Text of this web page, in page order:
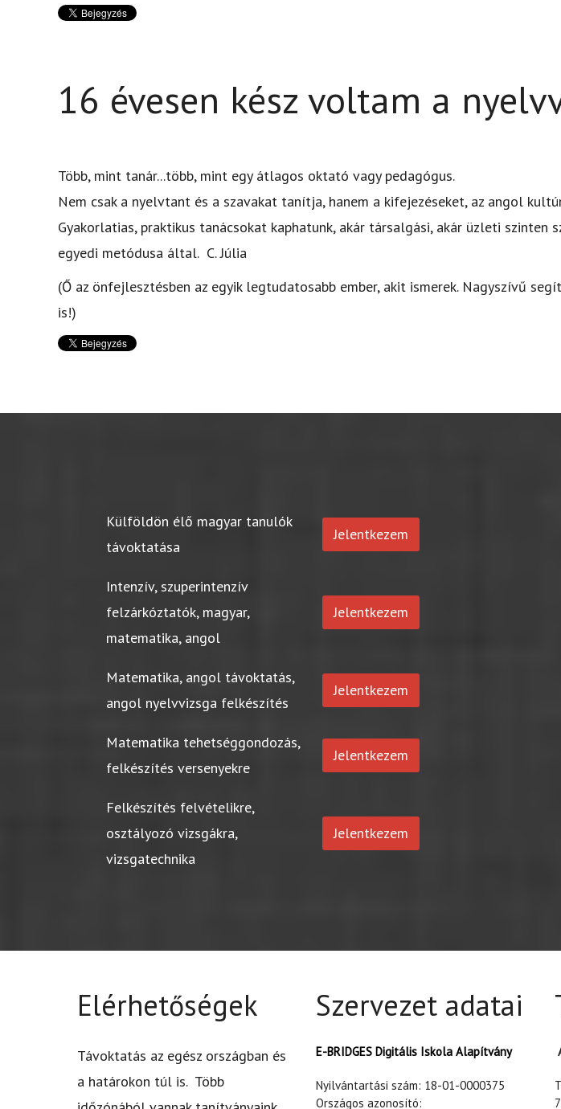
16 évesen kész voltam a
Több, mint tanár...több, mint egy átlagos oktató vagy pedagógus.
Nem csak a nyelvtant és a szavakat tanítja, hanem a kifejezéseket, az angol
Gyakorlatias, praktikus tanácsokat kaphatunk, akár társalgási, akár üzleti
egyedi metódusa által. C. Júlia
(Ő az önfejlesztésben az egyik legtudatosabb ember, akit ismerek. Nagyszívű
is!)
Külföldön élő magyar tanulók
távoktatása
Jelentkezem
Intenzív, szuperintenzív
felzárkóztatók, magyar,
matematika, angol
Jelentkezem
Matematika, angol távoktatás,
angol nyelvvizsga felkészítés
Jelentkezem
Matematika tehetséggondozás,
felkészítés versenyekre
Jelentkezem
Felkészítés felvételikre,
osztályozó vizsgákra,
vizsgatechnika
Jelentkezem
Elérhetőségek
Távoktatás az egész országban és
a határokon túl is. Több
Szervezet adatai
E-BRIDGES Digitális Iskola Alapítvány
Nyilvántartási szám: 18-01-0000375
Országos azonosító: